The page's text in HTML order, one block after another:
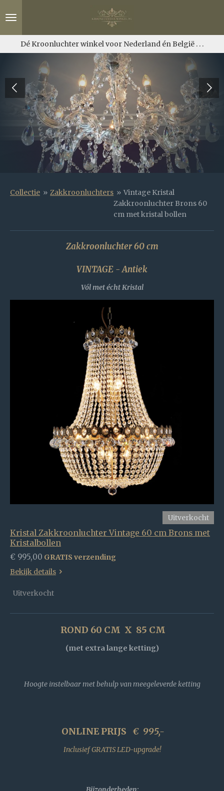
direct
hoofdinhoud
Dé Kroonluchter winkel voor Nederland én België . . .
Collectie » Zakkroonluchters » Vintage Kristal
Zakkroonluchter Brons 60
cm met kristal bollen
Zakkroonluchter 60 cm
VINTAGE - Antiek
Vól met écht Kristal
Uitverkocht
Kristal Zakkroonluchter Vintage 60 cm Brons met
Kristalbollen
€ 995,00 GRATIS verzending
Bekijk details
Uitverkocht
ROND 60 CM X 85 CM
(met extra lange ketting)
Hoogte instelbaar met behulp van meegeleverde ketting
ONLINE PRIJS € 995,-
Inclusief GRATIS LED-upgrade!